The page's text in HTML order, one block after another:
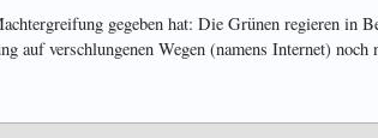
gegeben hat: Die Grünen regieren in
auf verschlungenen Wegen (namens Internet) noch